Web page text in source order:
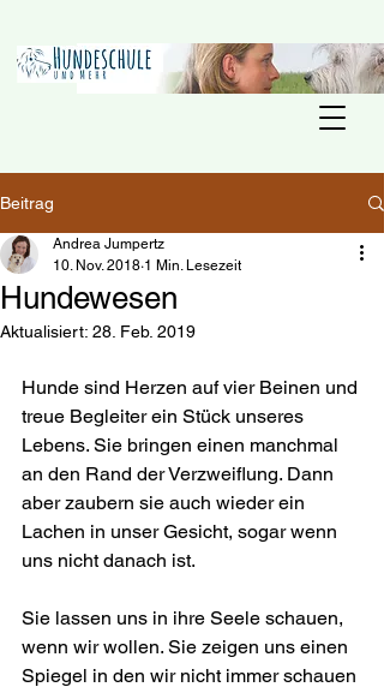
Beitrag
Hundewesen
Andrea Jumpertz
10. Nov. 2018 1 Min. Lesezeit
Aktualisiert: 28. Feb. 2019
Hunde sind Herzen auf vier Beinen und
treue Begleiter ein Stück unseres
Lebens. Sie bringen einen manchmal
an den Rand der Verzweiflung. Dann
aber zaubern sie auch wieder ein
Lachen in unser Gesicht, sogar wenn
uns nicht danach ist.
Sie lassen uns in ihre Seele schauen,
wenn wir wollen. Sie zeigen uns einen
Spiegel in den wir nicht immer schauen